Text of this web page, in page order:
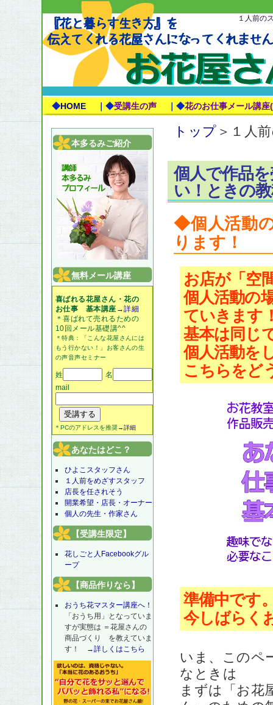
１人前
◆HOME ｜◆受講生の声 ｜◆花のお仕事メール講座
トップ ＞１人
個人で作品
い！ときの
◆個人活動
ります！
お店が「空
個人活動の
ていきます
基本は同じ
個人活動を
こちらをど
準備中です
今しばらく
いま、このペ
なときは
まずは「お花
本多るみご紹介
無料メール講座
喜ばれる花屋さん・花の
お仕事 基本講座 →詳細
＊喜ばれて売れるための
10回メール基礎講^^
＊特典：「こんな花屋さんには
もう行かない！」お客さんの生
の声音声セミナー
姓
名
mail
＊PCのアドレスを推奨→詳細
あなたはどこ？
ひよこスタッフさん
１人前をめざすスタッフ
店長を任されそう
開業希望・店長・オーナー
個人の先生・作家さん
【受講生限定】
花しごと人Facebookグル
ープ
【商品作りなら】
おうち花マスター講座へ！
「おうち用」となっていま
すが実態は ＝花屋さんの
商品づくり を教えていま
す！
→詳しくはこちら